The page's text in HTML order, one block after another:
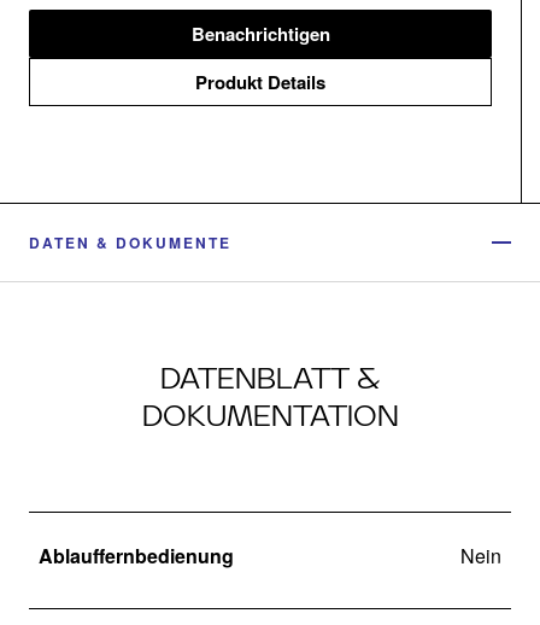
Benachrichtigen
Produkt Details
DATEN & DOKUMENTE
DATENBLATT &
DOKUMENTATION
Ablauffernbedienung Nein